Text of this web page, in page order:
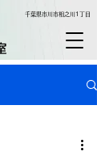
千葉県市川市相之川1丁目